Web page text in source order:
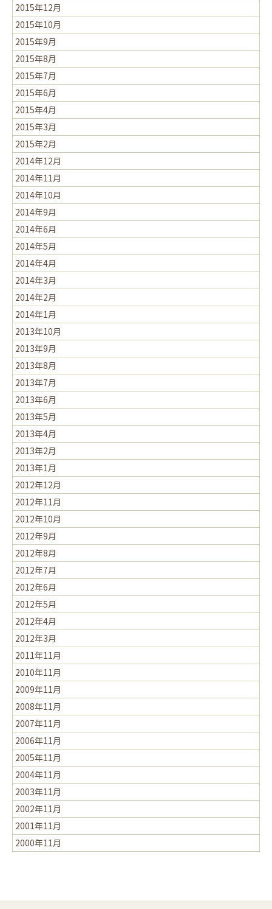
2015年12月
2015年10月
2015年9月
2015年8月
2015年7月
2015年6月
2015年4月
2015年3月
2015年2月
2014年12月
2014年11月
2014年10月
2014年9月
2014年6月
2014年5月
2014年4月
2014年3月
2014年2月
2014年1月
2013年10月
2013年9月
2013年8月
2013年7月
2013年6月
2013年5月
2013年4月
2013年2月
2013年1月
2012年12月
2012年11月
2012年10月
2012年9月
2012年8月
2012年7月
2012年6月
2012年5月
2012年4月
2012年3月
2011年11月
2010年11月
2009年11月
2008年11月
2007年11月
2006年11月
2005年11月
2004年11月
2003年11月
2002年11月
2001年11月
2000年11月